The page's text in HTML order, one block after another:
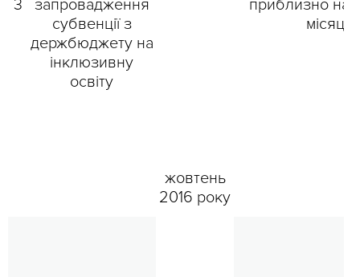
3
запровадження
субвенції з
держбюджету на
інклюзивну
освіту
жовтень
2016 року
приблизно на
місяці